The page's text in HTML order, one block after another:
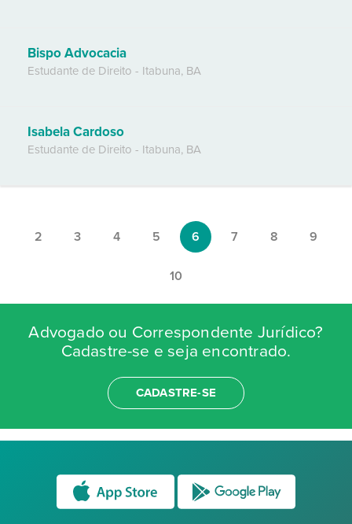
Bispo Advocacia
Estudante de Direito - Itabuna, BA
Isabela Cardoso
Estudante de Direito - Itabuna, BA
2 3 4 5 6 7 8 9
10
Advogado ou Correspondente Jurídico?
Cadastre-se e seja encontrado.
CADASTRE-SE